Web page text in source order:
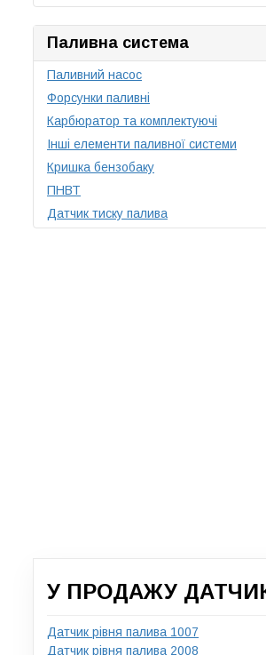
Паливна система
Паливний насос
Форсунки паливні
Карбюратор та комплектуючі
Інші елементи паливної системи
Кришка бензобаку
ПНВТ
Датчик тиску палива
У ПРОДАЖУ ДАТЧИК
Датчик рівня палива 1007
Датчик рівня палива 2008